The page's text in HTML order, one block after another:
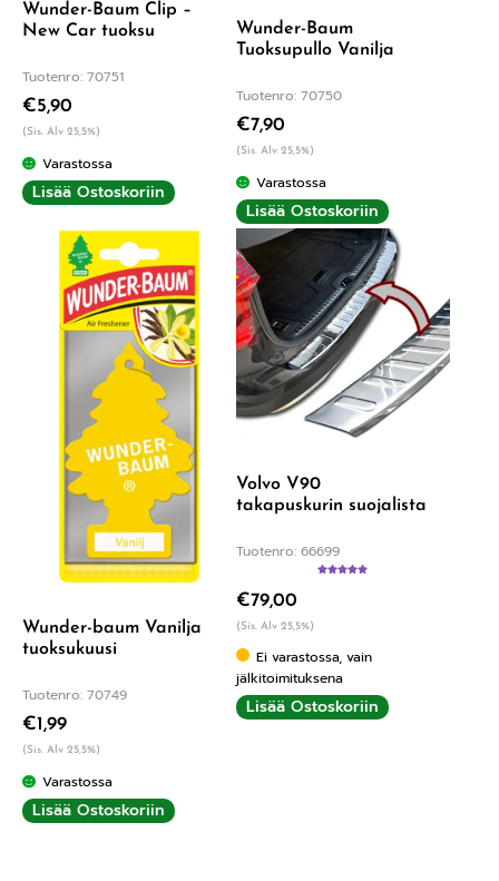
Wunder-Baum Clip –
New Car tuoksu
Tuotenro: 70751
€5,90
(Sis. Alv 25,5%)
Varastossa
Lisää Ostoskoriin
Wunder-Baum
Tuoksupullo Vanilja
Tuotenro: 70750
€7,90
(Sis. Alv 25,5%)
Varastossa
Lisää Ostoskoriin
Wunder-baum Vanilja
tuoksukuusi
Tuotenro: 70749
€1,99
(Sis. Alv 25,5%)
Varastossa
Lisää Ostoskoriin
Volvo V90
takapuskurin suojalista
Tuotenro: 66699
€79,00
(Sis. Alv 25,5%)
Ei varastossa, vain
jälkitoimituksena
Lisää Ostoskoriin